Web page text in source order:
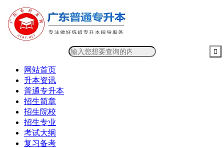
网站首页
升本资讯
普通专升本
招生简章
招生院校
招生专业
考试大纲
复习备考